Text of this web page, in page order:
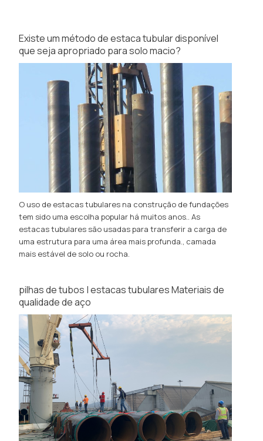
Existe um método de estaca tubular disponível
que seja apropriado para solo macio?
O uso de estacas tubulares na construção de fundações
tem sido uma escolha popular há muitos anos.. As
estacas tubulares são usadas para transferir a carga de
uma estrutura para uma área mais profunda., camada
mais estável de solo ou rocha.
pilhas de tubos | estacas tubulares Materiais de
qualidade de aço